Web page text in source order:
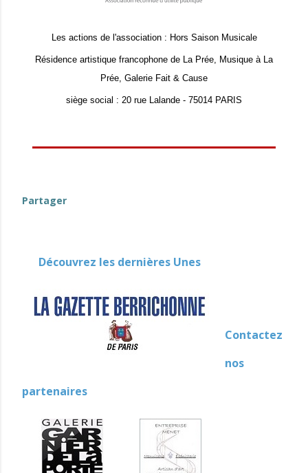
Les actions de l'association : Hors Saison Musicale
Résidence artistique francophone de La Prée, Musique à La
Prée, Galerie Fait & Cause
siège social : 20 rue Lalande - 75014 PARIS
Partager
Découvrez les dernières Unes
Contactez
nos
partenaires